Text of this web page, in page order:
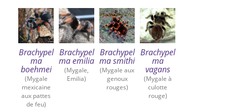
Brachypel
ma
boehmei
(Mygale
mexicaine
aux pattes
de feu)
Brachypel
ma emilia
(Mygale,
Emilia)
Brachypel
ma smithi
(Mygale aux
genoux
rouges)
Brachypel
ma
vagans
(Mygale à
culotte
rouge)